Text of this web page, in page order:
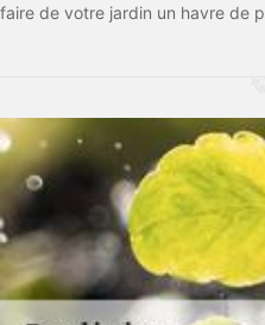
faire de votre jardin un havre de